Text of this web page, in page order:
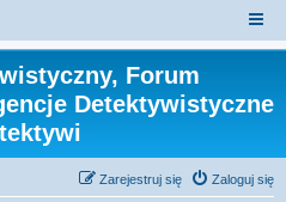
Forum
Detektywistyczne
Zaloguj się
Zarejestruj się